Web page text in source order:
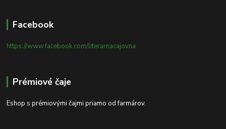
Facebook
https://www.facebook.com/literarnacajovna
Prémiové čaje
Eshop s prémiovými čajmi priamo od farmárov.